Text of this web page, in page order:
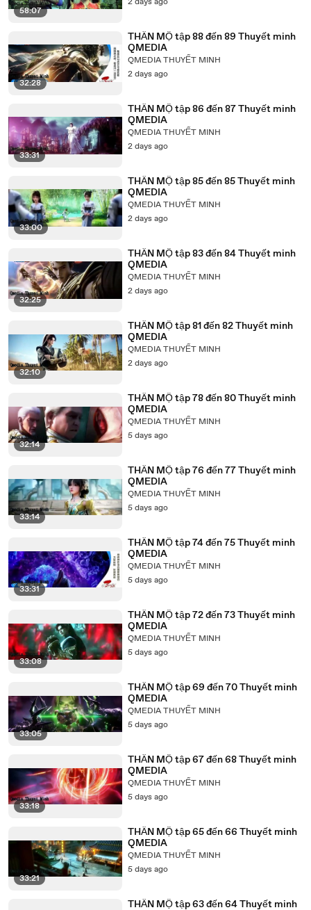
58:07
32:28
THẦN MỘ tập 88 đến 89 Thuyết minh
QMEDIA
QMEDIA THUYẾT MINH
2 days ago
33:31
THẦN MỘ tập 86 đến 87 Thuyết minh
QMEDIA
QMEDIA THUYẾT MINH
2 days ago
33:00
THẦN MỘ tập 85 đến 85 Thuyết minh
QMEDIA
QMEDIA THUYẾT MINH
2 days ago
32:25
THẦN MỘ tập 83 đến 84 Thuyết minh
QMEDIA
QMEDIA THUYẾT MINH
2 days ago
32:10
THẦN MỘ tập 81 đến 82 Thuyết minh
QMEDIA
QMEDIA THUYẾT MINH
2 days ago
32:14
THẦN MỘ tập 78 đến 80 Thuyết minh
QMEDIA
QMEDIA THUYẾT MINH
5 days ago
33:14
THẦN MỘ tập 76 đến 77 Thuyết minh
QMEDIA
QMEDIA THUYẾT MINH
5 days ago
33:31
THẦN MỘ tập 74 đến 75 Thuyết minh
QMEDIA
QMEDIA THUYẾT MINH
5 days ago
33:08
THẦN MỘ tập 72 đến 73 Thuyết minh
QMEDIA
QMEDIA THUYẾT MINH
5 days ago
33:05
THẦN MỘ tập 69 đến 70 Thuyết minh
QMEDIA
QMEDIA THUYẾT MINH
5 days ago
33:18
THẦN MỘ tập 67 đến 68 Thuyết minh
QMEDIA
QMEDIA THUYẾT MINH
5 days ago
33:21
THẦN MỘ tập 65 đến 66 Thuyết minh
QMEDIA
QMEDIA THUYẾT MINH
5 days ago
THẦN MỘ tập 63 đến 64 Thuyết minh